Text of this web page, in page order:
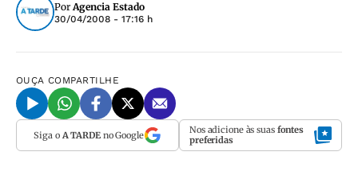
PorAgencia Estado
30/04/2008 - 17:16 h
OUÇA COMPARTILHE
Siga o A TARDEno Google Nos adicione às suas fontes
preferidas